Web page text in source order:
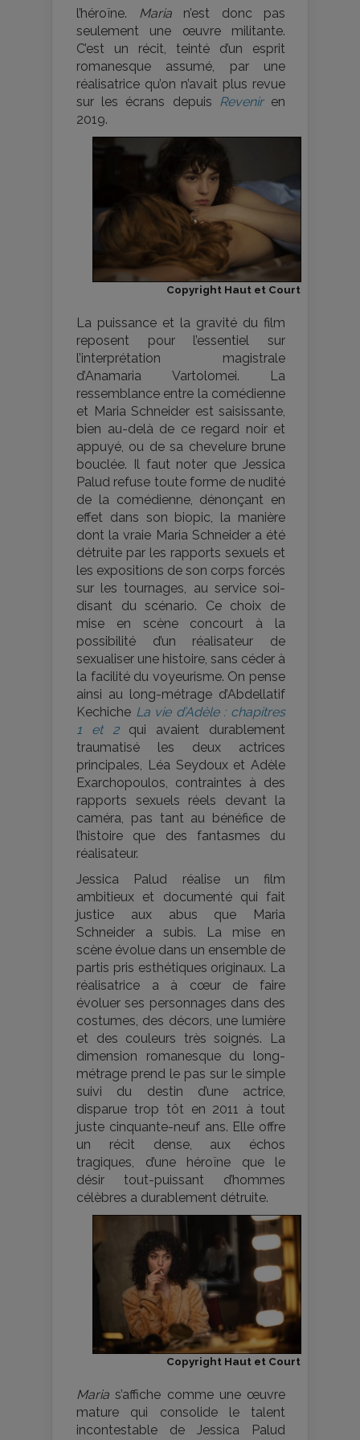
l’héroïne. Marian’est donc pas
seulement une œuvre militante.
C’est un récit, teinté d’un esprit
romanesque assumé, par une
réalisatrice qu’on n’avait plus revue
sur les écrans depuis Reveniren
2019.
Copyright Haut et Court
La puissance et la gravité du film
reposent pour l’essentiel sur
l’interprétation magistrale
d’Anamaria Vartolomei. La
ressemblance entre la comédienne
et Maria Schneider est saisissante,
bien au-delà de ce regard noir et
appuyé, ou de sa chevelure brune
bouclée. Il faut noter que Jessica
Palud refuse toute forme de nudité
de la comédienne, dénonçant en
effet dans son biopic, la manière
dont la vraie Maria Schneider a été
détruite par les rapports sexuels et
les expositions de son corps forcés
sur les tournages, au service soi-
disant du scénario. Ce choix de
mise en scène concourt à la
possibilité d’un réalisateur de
sexualiser une histoire, sans céder à
la facilité du voyeurisme. On pense
ainsi au long-métrage d’Abdellatif
Kechiche La vie d’Adèle : chapitres
1 et 2qui avaient durablement
traumatisé les deux actrices
principales, Léa Seydoux et Adèle
Exarchopoulos, contraintes à des
rapports sexuels réels devant la
caméra, pas tant au bénéfice de
l’histoire que des fantasmes du
réalisateur.
Jessica Palud réalise un film
ambitieux et documenté qui fait
justice aux abus que Maria
Schneider a subis. La mise en
scène évolue dans un ensemble de
partis pris esthétiques originaux. La
réalisatrice a à cœur de faire
évoluer ses personnages dans des
costumes, des décors, une lumière
et des couleurs très soignés. La
dimension romanesque du long-
métrage prend le pas sur le simple
suivi du destin d’une actrice,
disparue trop tôt en 2011 à tout
juste cinquante-neuf ans. Elle offre
un récit dense, aux échos
tragiques, d’une héroïne que le
désir tout-puissant d’hommes
célèbres a durablement détruite.
Copyright Haut et Court
Maria s’affiche comme une œuvre
mature qui consolide le talent
incontestable de Jessica Palud